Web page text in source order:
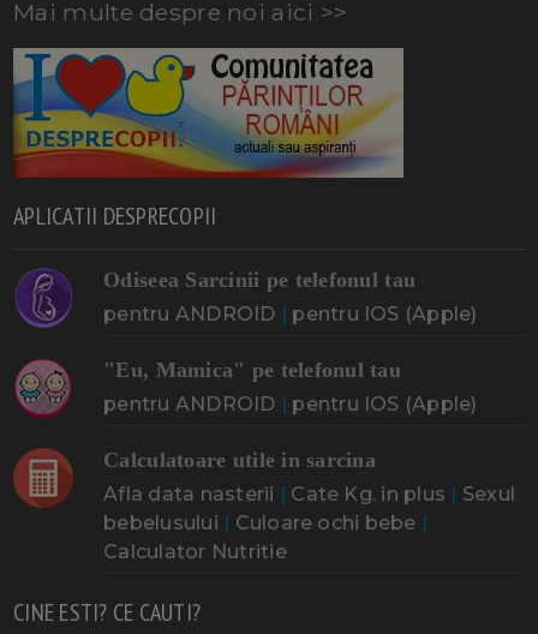
Mai multe despre noi aici >>
APLICATII DESPRECOPII
Odiseea Sarcinii pe telefonul tau
pentru ANDROID | pentru IOS (Apple)
"Eu, Mamica" pe telefonul tau
pentru ANDROID | pentru IOS (Apple)
Calculatoare utile in sarcina
Afla data nasterii | Cate Kg. in plus | Sexul
bebelusului | Culoare ochi bebe |
Calculator Nutritie
CINE ESTI? CE CAUTI?